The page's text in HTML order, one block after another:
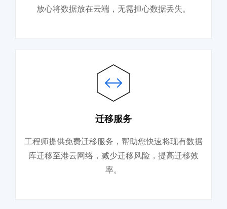
放心将数据放在云端，无需担心数据丢失。
迁移服务
工程师提供免费迁移服务，帮助您快速将现有数据
库迁移至港云网络，减少迁移风险，提高迁移效
率。